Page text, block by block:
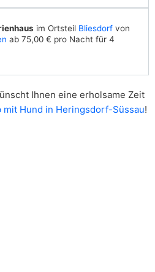
im Ortsteil Bliesdorf von
ab 75,00 € pro Nacht für 4
Ihnen eine erholsame Zeit
mit Hund in Heringsdorf-Süssau!